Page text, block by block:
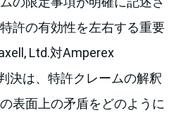
許の有効性を左右する重要
Ltd.対Amperex
決は、特許クレームの解釈
表面上の矛盾をどのように